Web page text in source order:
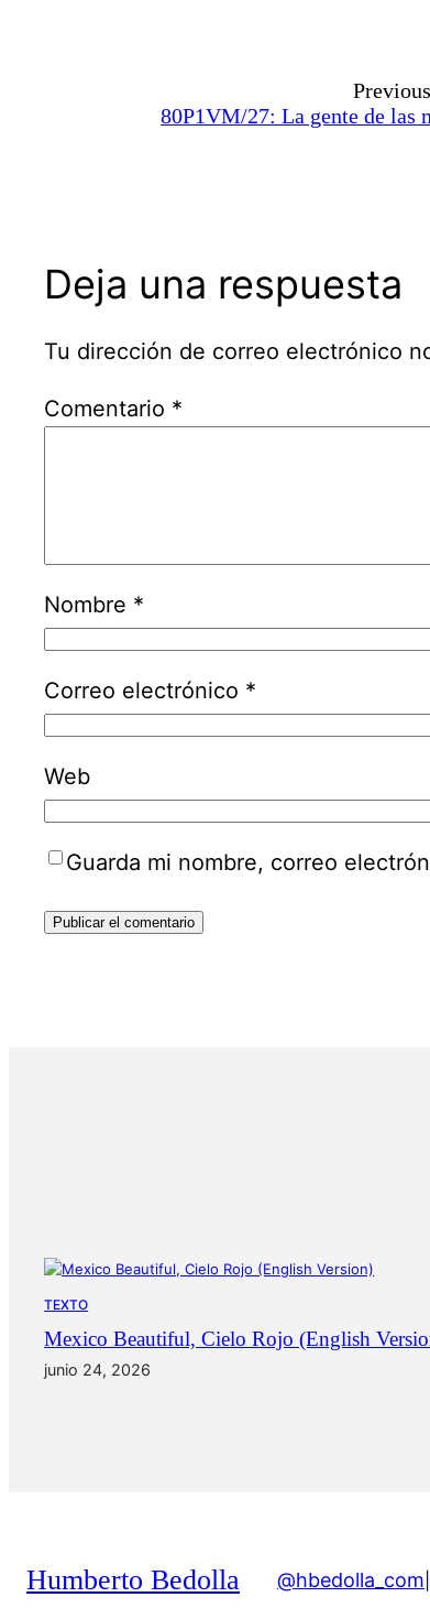
Previous
80P1VM/27: La gente de las
Deja una respuesta
Tu dirección de correo electrónico
Comentario *
Nombre *
Correo electrónico *
Web
Guarda mi nombre, correo
TEXTO
Mexico Beautiful, Cielo Rojo (English
junio 24, 2026
Humberto Bedolla @hbedolla_com